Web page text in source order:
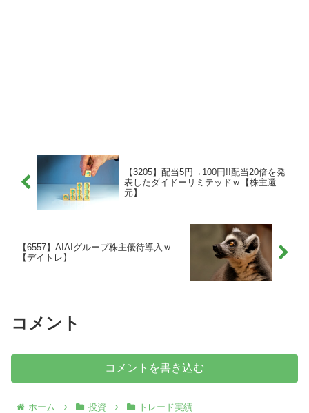
【3205】配当5円→100円!!配当20倍を発
表したダイドーリミテッドｗ【株主還
元】
【6557】AIAIグループ株主優待導入ｗ
【デイトレ】
コメント
コメントを書き込む
ホーム 投資 トレード実績